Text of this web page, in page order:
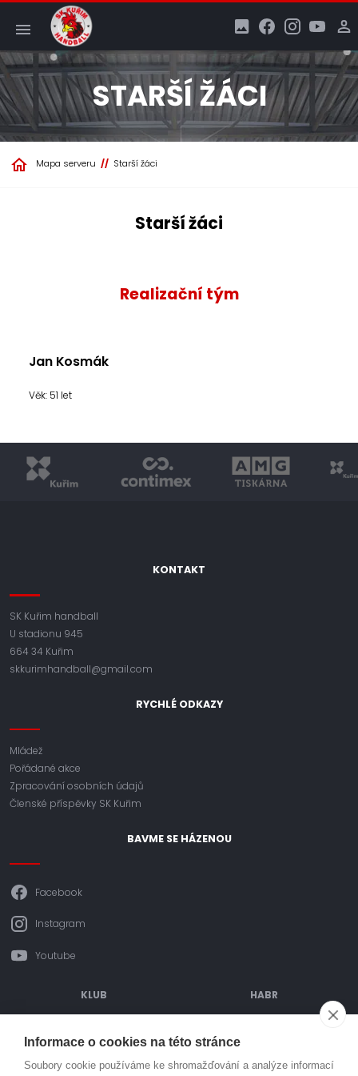
STARŠÍ ŽÁCI
Mapa serveru Starší žáci
Starší žáci
Realizační tým
Jan Kosmák
Věk: 51 let
KONTAKT
SK Kuřim handball
U stadionu 945
664 34 Kuřim
skkurimhandball@gmail.com
RYCHLÉ ODKAZY
Mládež
Pořádané akce
Zpracování osobních údajů
Členské příspěvky SK Kuřim
BAVME SE HÁZENOU
Facebook
Instagram
Youtube
KLUB HABR
Informace o cookies na této stránce
Soubory cookie používáme ke shromažďování a analýze informací